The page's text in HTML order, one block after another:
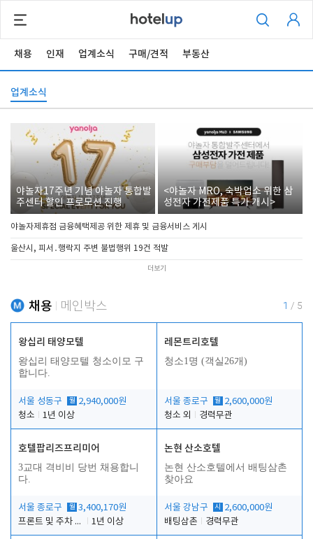
채용 인재 업계소식 구매/견적 부동산
업계소식
야놀자17주년 기념 야놀자 통합발
주센터 할인 프로모션 진행
<야놀자 MRO, 숙박업소 위한 삼
성전자 가전제품 특가 개시>
야놀자제휴점 금융혜택제공 위한 제휴 및 금융서비스 게시
울산시, 피서․행락지 주변 불법행위 19건 적발
더보기
채용 메인박스 1 / 5
왕십리 태양모텔
왕십리 태양모텔 청소이모 구
합니다.
서울 성동구 월 2,940,000원
청소
1년 이상
레몬트리호텔
청소1명 (객실26개)
서울 종로구 월 2,600,000원
청소 외
경력무관
호텔팝리즈프리미어
3교대 격비비 당번 채용합니
다.
서울 종로구 월 3,400,170원
프론트 및 주차 객실관리
1년 이상
논현 산소호텔
논현 산소호텔에서 배팅삼촌
찾아요
서울 강남구 시
2,600,000원
배팅삼촌
경력무관